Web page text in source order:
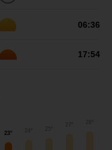
06:36
17:54
23°